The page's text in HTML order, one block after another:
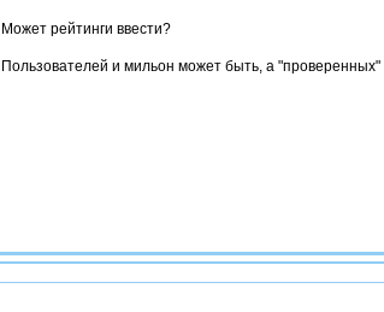
Может рейтинги ввести?
Пользователей и мильон может быть, а "проверенных" ,